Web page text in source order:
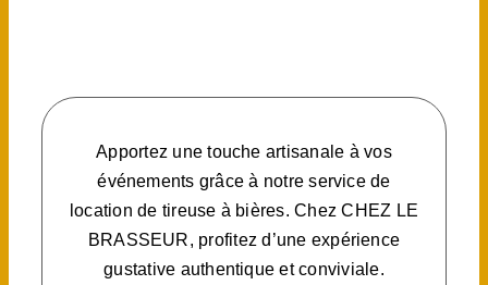
Apportez une touche artisanale à vos
événements grâce à notre service de
location de tireuse à bières. Chez CHEZ LE
BRASSEUR, profitez d’une expérience
gustative authentique et conviviale.